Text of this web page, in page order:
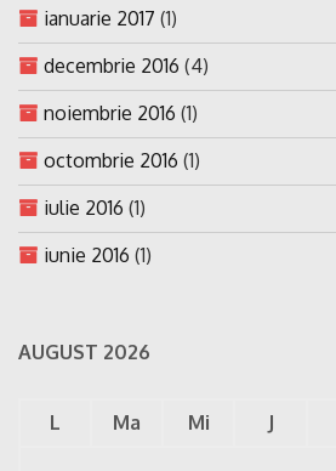
ianuarie 2017 (1)
decembrie 2016 (4)
noiembrie 2016 (1)
octombrie 2016 (1)
iulie 2016 (1)
iunie 2016 (1)
AUGUST 2026
L Ma Mi J